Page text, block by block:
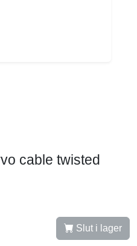
cable twisted
Slut i lager